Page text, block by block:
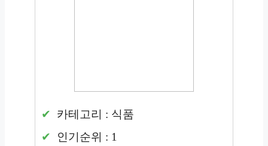
카테고리 : 식품
인기순위 : 1